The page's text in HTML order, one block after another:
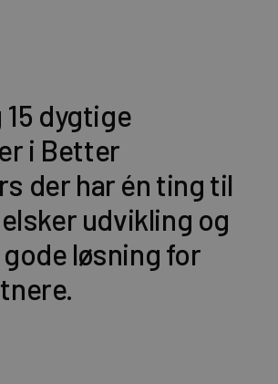
15 dygtige
i Better
der har én ting til
udvikling og
løsning for